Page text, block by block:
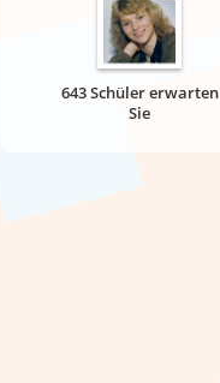
643 Schüler erwarten
Sie